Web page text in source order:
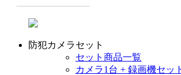
防犯カメラセット
セット商品一覧
カメラ1台 + 録画機セッ